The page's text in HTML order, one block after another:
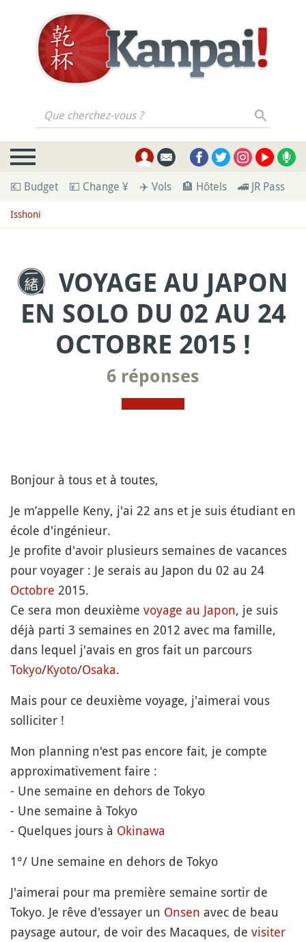
Que cherchez-vous ?
💶 Budget 💴 Change ¥ ✈️ Vols 🏨 Hôtels 🚄 JR Pass
Isshoni
VOYAGE AU JAPON
EN SOLO DU 02 AU 24
OCTOBRE 2015 !
6 réponses
Bonjour à tous et à toutes,
Je m’appelle Keny, j'ai 22 ans et je suis étudiant en
école d'ingénieur.
Je profite d'avoir plusieurs semaines de vacances
pour voyager : Je serais au Japon du 02 au 24
Octobre 2015.
Ce sera mon deuxième voyage au Japon, je suis
déjà parti 3 semaines en 2012 avec ma famille,
dans lequel j'avais en gros fait un parcours
Tokyo/Kyoto/Osaka.
Mais pour ce deuxième voyage, j'aimerai vous
solliciter !
Mon planning n'est pas encore fait, je compte
approximativement faire :
- Une semaine en dehors de Tokyo
- Une semaine à Tokyo
- Quelques jours à Okinawa
1°/ Une semaine en dehors de Tokyo
J'aimerai pour ma première semaine sortir de
Tokyo. Je rêve d'essayer un Onsen avec de beau
paysage autour, de voir des Macaques, de visiter